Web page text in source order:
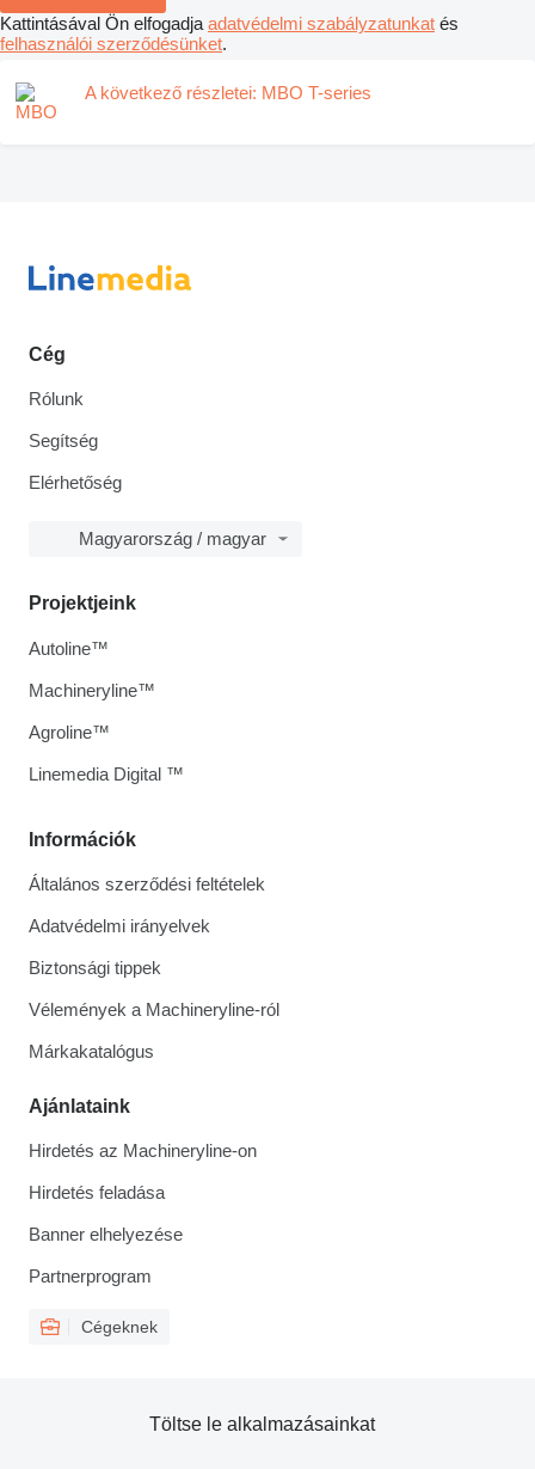
Kattintásával Ön elfogadja adatvédelmi szabályzatunkat és
felhasználói szerződésünket.
A következő részletei: MBO T-series
Cég
Rólunk
Segítség
Elérhetőség
Magyarország / magyar
Információk
Általános szerződési feltételek
Adatvédelmi irányelvek
Biztonsági tippek
Vélemények a Machineryline-ról
Márkakatalógus
Ajánlataink
Hirdetés az Machineryline-on
Hirdetés feladása
Banner elhelyezése
Partnerprogram
Cégeknek
Projektjeink
Autoline™
Machineryline™
Agroline™
Linemedia Digital ™
Töltse le alkalmazásainkat